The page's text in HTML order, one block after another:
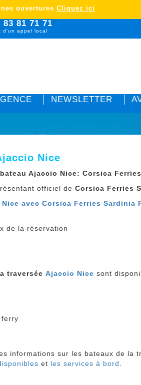
83 81 71 71
d'un appel local
NEWSLETTER
ouvertures Cliquez ici
Nice
Ajaccio Nice: Corsica
officiel de Corsica Ferries
avec Corsica Ferries Sardinia
de la réservation
traverséeAjaccio Nice sont
ferry
informations sur les bateaux de la
et les services à bord